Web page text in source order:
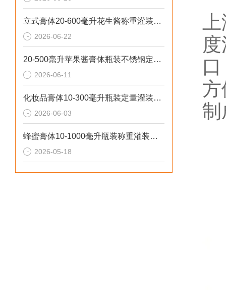
立式膏体20-600毫升花生酱称重灌装机性价比高
2026-06-22
20-500毫升苹果酱膏体瓶装不锈钢定量灌装机设备
2026-06-11
化妆品膏体10-300毫升瓶装定量灌装机操作流程
2026-06-03
蜂蜜膏体10-1000毫升瓶装称重灌装机工作原理
2026-05-18
制